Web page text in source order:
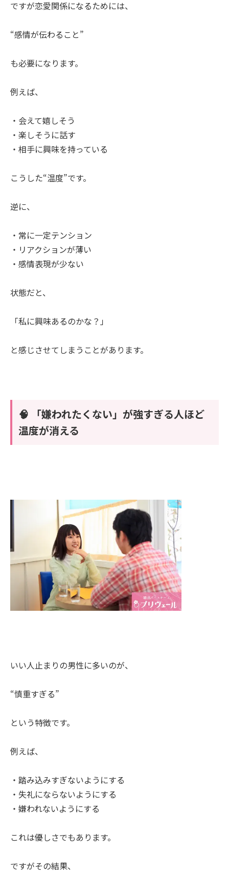
ですが恋愛関係になるためには、
“感情が伝わること”
も必要になります。
例えば、
・会えて嬉しそう
・楽しそうに話す
・相手に興味を持っている
こうした“温度”です。
逆に、
・常に一定テンション
・リアクションが薄い
・感情表現が少ない
状態だと、
「私に興味あるのかな？」
と感じさせてしまうことがあります。
🧠 「嫌われたくない」が強すぎる人ほど
温度が消える
いい人止まりの男性に多いのが、
“慎重すぎる”
という特徴です。
例えば、
・踏み込みすぎないようにする
・失礼にならないようにする
・嫌われないようにする
これは優しさでもあります。
ですがその結果、